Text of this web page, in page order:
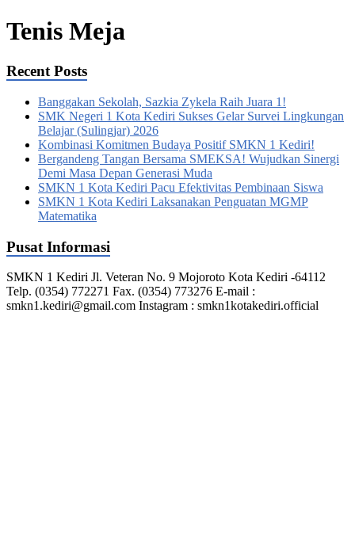
Tenis Meja
Recent Posts
Banggakan Sekolah, Sazkia Zykela Raih Juara 1!
SMK Negeri 1 Kota Kediri Sukses Gelar Survei Lingkungan
Belajar (Sulingjar) 2026
Kombinasi Komitmen Budaya Positif SMKN 1 Kediri!
Bergandeng Tangan Bersama SMEKSA! Wujudkan Sinergi
Demi Masa Depan Generasi Muda
SMKN 1 Kota Kediri Pacu Efektivitas Pembinaan Siswa
SMKN 1 Kota Kediri Laksanakan Penguatan MGMP
Matematika
Pusat Informasi
SMKN 1 Kediri Jl. Veteran No. 9 Mojoroto Kota Kediri -64112
Telp. (0354) 772271 Fax. (0354) 773276 E-mail :
smkn1.kediri@gmail.com Instagram : smkn1kotakediri.official